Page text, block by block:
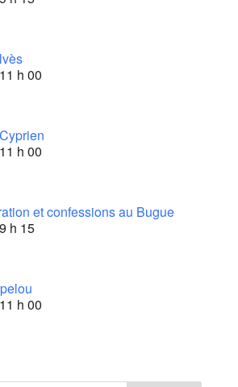
h 00
h 00
et confessions au Bugue
h 15
h 00